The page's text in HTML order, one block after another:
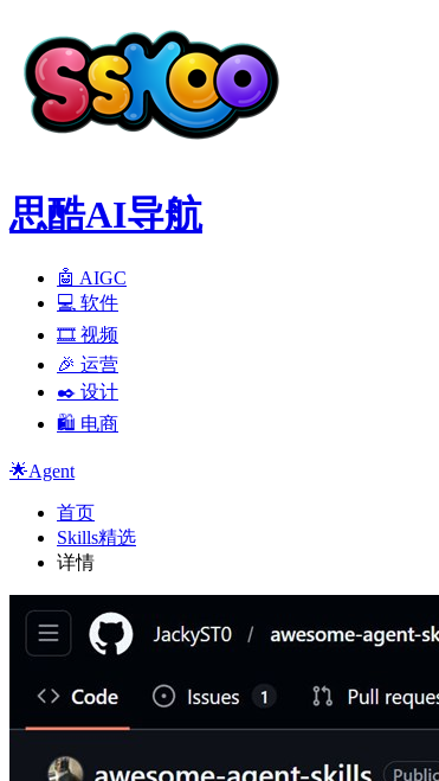
思酷AI导航
🤖 AIGC
💻️ 软件
🎞️ 视频
🎉 运营
✒️ 设计
🛍️ 电商
🌟Agent
首页
Skills精选
详情